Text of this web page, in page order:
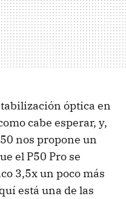
óptica en
cabe esperar, y,
nos propone un
el P50 Pro se
3,5x un poco más
está una de las